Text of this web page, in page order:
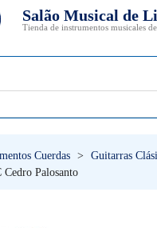
Salão Musical de
Tienda de instrumentos musicales
Cuerdas > Guitarras
Cedro Palosanto